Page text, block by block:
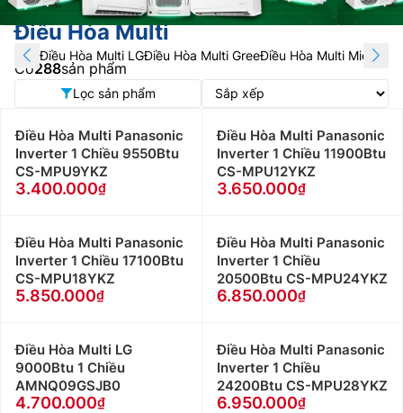
Điều Hòa Multi
Điều Hòa Multi LGĐiều Hòa Multi GreeĐiều Hòa Multi Midea
Có288sản phẩm
Lọc sản phẩm
Điều Hòa Multi Panasonic
Inverter 1 Chiều 9550Btu
CS-MPU9YKZ
3.400.000
Điều Hòa Multi Panasonic
Inverter 1 Chiều 11900Btu
CS-MPU12YKZ
3.650.000
Điều Hòa Multi Panasonic
Inverter 1 Chiều 17100Btu
CS-MPU18YKZ
5.850.000
Điều Hòa Multi Panasonic
Inverter 1 Chiều
20500Btu CS-MPU24YKZ
6.850.000
Điều Hòa Multi LG
9000Btu 1 Chiều
AMNQ09GSJB0
4.700.000
Điều Hòa Multi Panasonic
Inverter 1 Chiều
24200Btu CS-MPU28YKZ
6.950.000